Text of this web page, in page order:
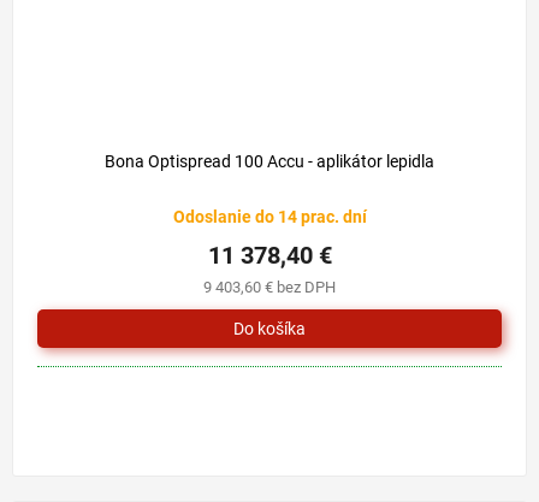
Bona Optispread 100 Accu - aplikátor lepidla
Odoslanie do 14 prac. dní
9 403,60 € bez DPH
11 378,40 €